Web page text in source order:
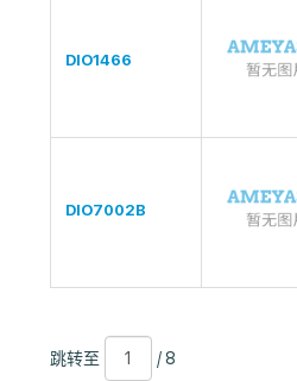
DIO1466
DIO7002B
跳
转
跳转至
8
/ 8